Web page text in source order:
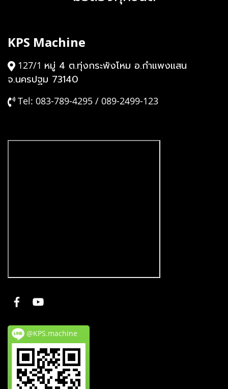
KPS Machine
127/1 หมู่ 4 ต.ทุ่งกระพังโหม อ.กำแพงแสน
จ.นครปฐม 73140
Tel: 083-789-4295 / 089-2499-123
@KPS.machine